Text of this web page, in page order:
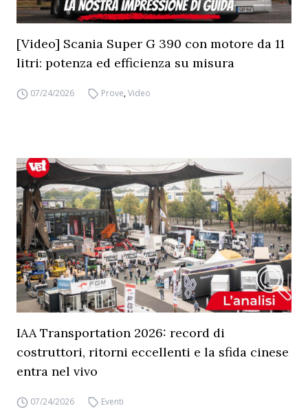
[Video] Scania Super G 390 con motore da 11
litri: potenza ed efficienza su misura
07/24/2026 Prove,Video
IAA Transportation 2026: record di
costruttori, ritorni eccellenti e la sfida cinese
entra nel vivo
07/24/2026 Eventi